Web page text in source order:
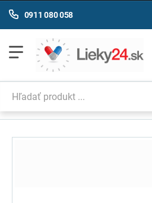
0911 080 058